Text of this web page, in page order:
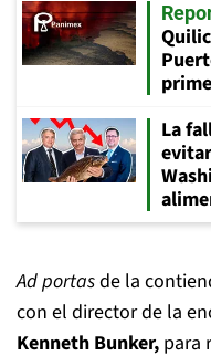
La
Ad portasde la
con el director de la
Kenneth Bunker, para